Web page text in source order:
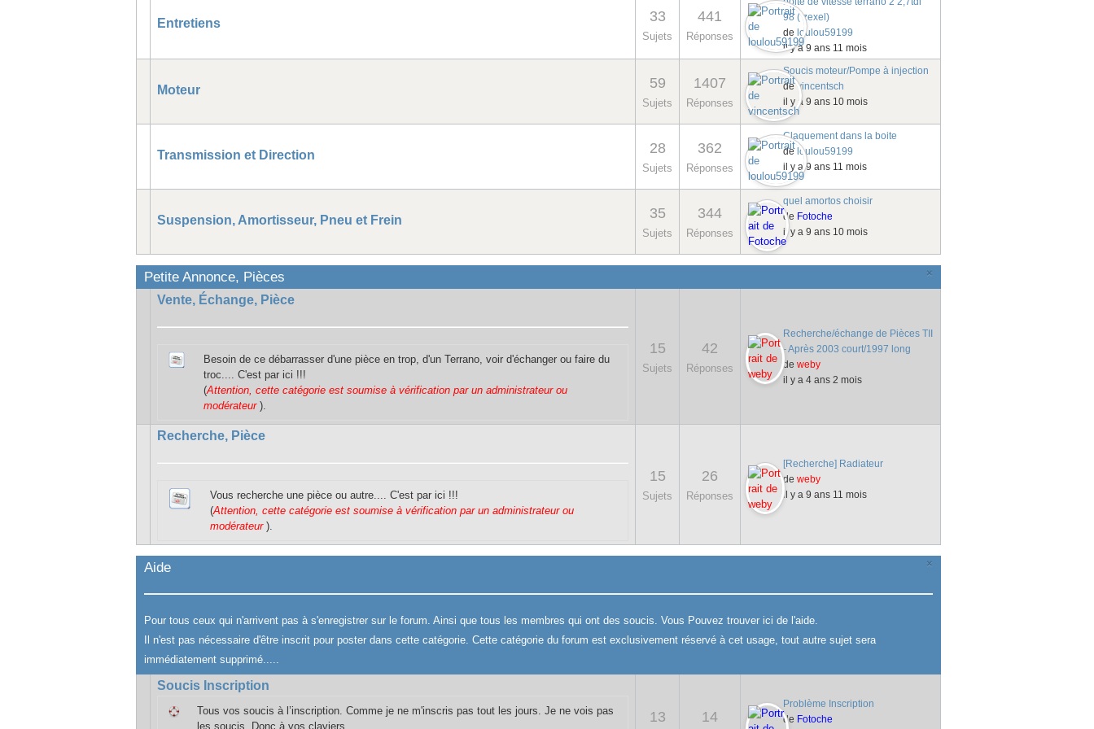
Entretiens 33
Sujets
441
Réponses
98 ( zexel)
de loulou59199
il y a 9 ans 11 mois
Moteur 59
Sujets
1407
Réponses
Soucis moteur/Pompe à injection
de vincentsch
il y a 9 ans 10 mois
Transmission et Direction 28
Sujets
362
Réponses
Claquement dans la boite
de loulou59199
il y a 9 ans 11 mois
Suspension, Amortisseur, Pneu et Frein 35
Sujets
344
Réponses
quel amortos choisir
de Fotoche
il y a 9 ans 10 mois
×
Petite Annonce, Pièces
Vente, Échange, Pièce
Besoin de ce débarrasser d'une pièce en trop, d'un Terrano, voir d'échanger ou faire du
troc.... C'est par ici !!!
(Attention, cette catégorie est soumise à vérification par un administrateur ou
modérateur ).
15
Sujets
42
Réponses
Recherche/échange de Pièces TII
- Après 2003 court/1997 long
de weby
il y a 4 ans 2 mois
Recherche, Pièce
Vous recherche une pièce ou autre.... C'est par ici !!!
(Attention, cette catégorie est soumise à vérification par un administrateur ou
modérateur ).
15
Sujets
26
Réponses
[Recherche] Radiateur
de weby
il y a 9 ans 11 mois
×
Aide
Pour tous ceux qui n'arrivent pas à s'enregistrer sur le forum. Ainsi que tous les membres qui ont des soucis. Vous Pouvez trouver ici de l'aide.
Il n'est pas nécessaire d'être inscrit pour poster dans cette catégorie. Cette catégorie du forum est exclusivement réservé à cet usage, tout autre sujet sera
immédiatement supprimé.....
Soucis Inscription
Tous vos soucis à l’inscription. Comme je ne m'inscris pas tout les jours. Je ne vois pas
les soucis. Donc à vos claviers ......
13 14
Problème Inscription
de Fotoche